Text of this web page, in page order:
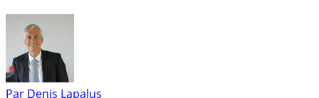
Par Denis Lapalus